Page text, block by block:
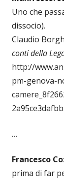
Uno che
dissocio).
Claudio
conti della
http://
pm-genova-
…
Francesco
prima di far